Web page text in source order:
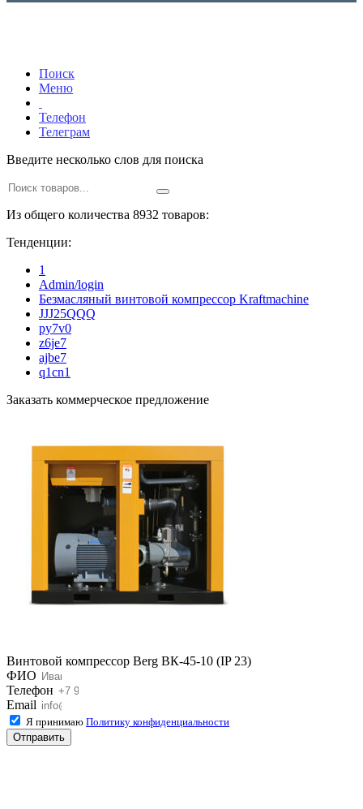
Поиск
Меню
Телефон
Телеграм
Введите несколько слов для поиска
Из общего количества 8932 товаров:
Тенденции:
1
Admin/login
Безмасляный винтовой компрессор Kraftmaсhine
JJJ25QQQ
py7v0
z6je7
ajbe7
q1cn1
Заказать коммерческое предложение
Винтовой компрессор Berg ВК-45-10 (IP 23)
ФИО
Телефон
Email
Я принимаю Политику конфиденциальности
Отправить